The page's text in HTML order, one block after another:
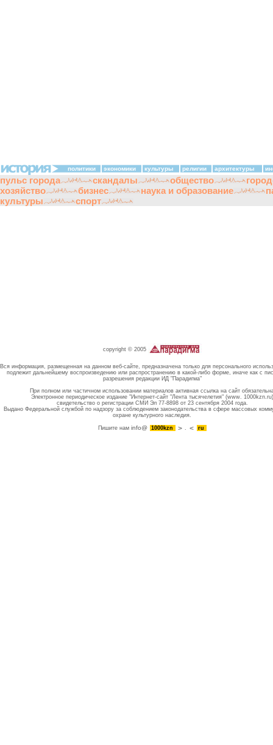
политики экономики культуры религии архитектуры
пульс города скандалы общество
хозяйство
бизнес наука и образование
культуры
спорт
copyright © 2005
Вся информация, размещенная на данном веб-сайте, предназначена только для персонального
подлежит дальнейшему воспроизведению или распространению в какой-либо форме, иначе как с
разрешения редакции ИД "Парадигма"
При полном или частичном использовании материалов активная ссылка на сайт
Электронное периодическое издание "Интернет-сайт "Лента тысячелетия" (www. 1000kzn.ru)
свидетельство о регистрации СМИ Эл 77-8898 от 23 сентября 2004 года.
Выдано Федеральной службой по надзору за соблюдением законодательства в сфере массовых
охране культурного наследия.
Пишите намinfo@ 1000kzn . ru